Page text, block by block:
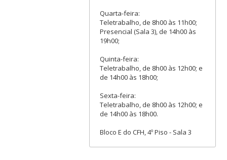
Quarta-feira:
Teletrabalho, de 8h00 às 11h00;
Presencial (Sala 3), de 14h00 às
19h00;
Quinta-feira:
Teletrabalho, de 8h00 às 12h00; e
de 14h00 às 18h00;
Sexta-feira:
Teletrabalho, de 8h00 às 12h00; e
de 14h00 às 18h00.
Bloco E do CFH, 4º Piso - Sala 3